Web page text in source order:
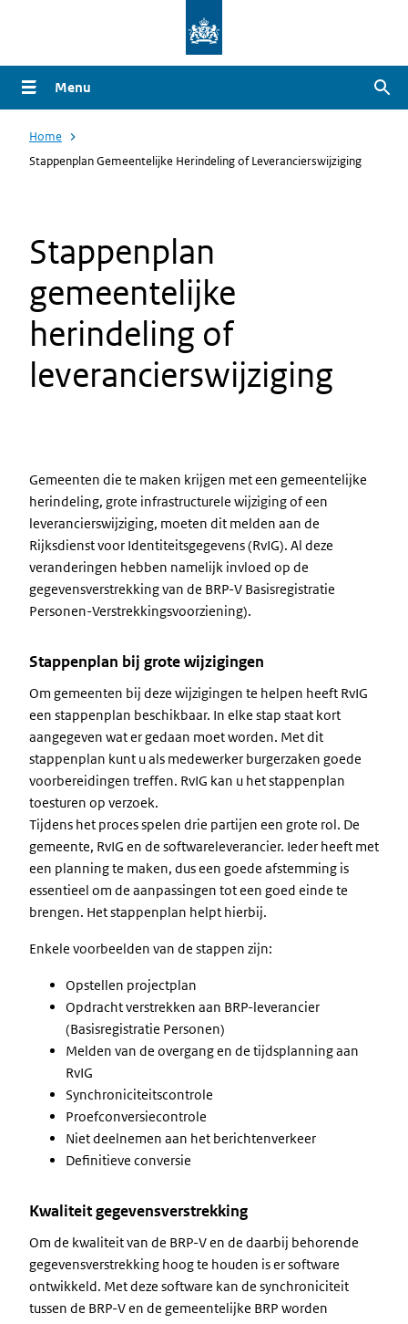
naar
de
gaan
Menu
Home
Stappenplan Gemeentelijke Herindeling of Leverancierswijziging
Stappenplan
gemeentelijke
herindeling of
leverancierswijziging
Gemeenten die te maken krijgen met een gemeentelijke
herindeling, grote infrastructurele wijziging of een
leverancierswijziging, moeten dit melden aan de
Rijksdienst voor Identiteitsgegevens (RvIG). Al deze
veranderingen hebben namelijk invloed op de
gegevensverstrekking van de BRP-V Basisregistratie
Personen-Verstrekkingsvoorziening).
Stappenplan bij grote wijzigingen
Om gemeenten bij deze wijzigingen te helpen heeft RvIG
een stappenplan beschikbaar. In elke stap staat kort
aangegeven wat er gedaan moet worden. Met dit
stappenplan kunt u als medewerker burgerzaken goede
voorbereidingen treffen. RvIG kan u het stappenplan
toesturen op verzoek.
Tijdens het proces spelen drie partijen een grote rol. De
gemeente, RvIG en de softwareleverancier. Ieder heeft met
een planning te maken, dus een goede afstemming is
essentieel om de aanpassingen tot een goed einde te
brengen. Het stappenplan helpt hierbij.
Enkele voorbeelden van de stappen zijn:
Opstellen projectplan
Opdracht verstrekken aan BRP-leverancier
(Basisregistratie Personen)
Melden van de overgang en de tijdsplanning aan
RvIG
Synchroniciteitscontrole
Proefconversiecontrole
Niet deelnemen aan het berichtenverkeer
Definitieve conversie
Kwaliteit gegevensverstrekking
Om de kwaliteit van de BRP-V en de daarbij behorende
gegevensverstrekking hoog te houden is er software
ontwikkeld. Met deze software kan de synchroniciteit
tussen de BRP-V en de gemeentelijke BRP worden